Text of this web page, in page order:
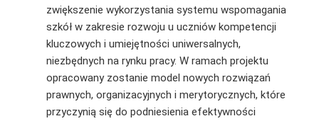
zwiększenie wykorzystania systemu wspomagania
szkół w zakresie rozwoju u uczniów kompetencji
kluczowych i umiejętności uniwersalnych,
niezbędnych na rynku pracy. W ramach projektu
opracowany zostanie model nowych rozwiązań
prawnych, organizacyjnych i merytorycznych, które
przyczynią się do podniesienia efektywności